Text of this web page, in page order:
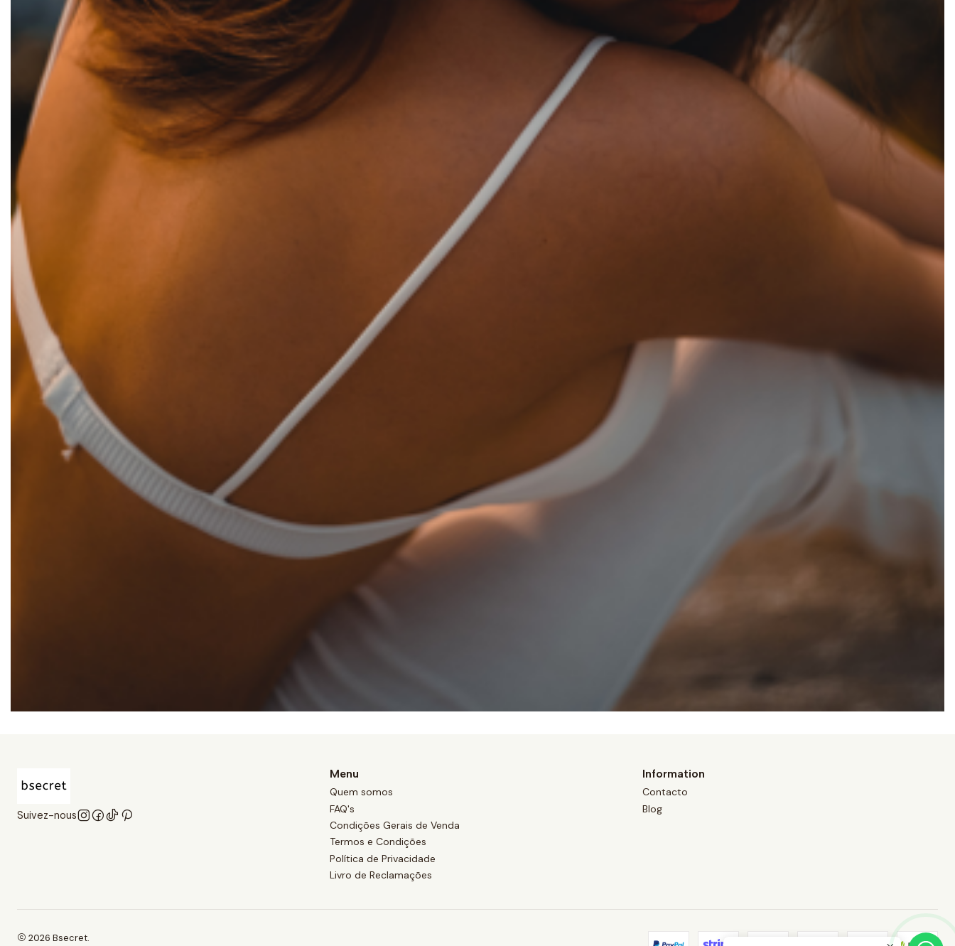
Suivez-nous
Menu
Quem somos
FAQ's
Condições Gerais de Venda
Termos e Condições
Política de Privacidade
Livro de Reclamações
Information
Contacto
Blog
2026 Bsecret.